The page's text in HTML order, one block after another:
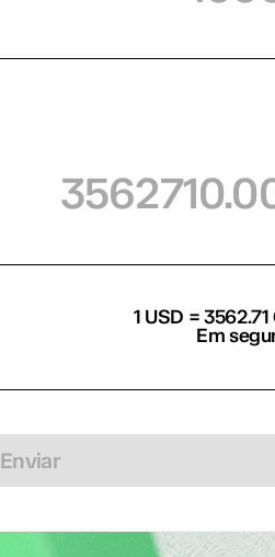
1 USD = 3562.71
Em
Enviar